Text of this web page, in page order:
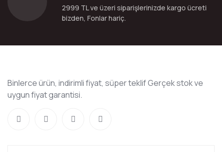
2999 TL ve üzeri siparişlerinizde kargo ücreti
bizden, Fonlar hariç.
Binlerce ürün, indirimli fiyat, süper teklif Gerçek stok ve
uygun fiyat garantisi.